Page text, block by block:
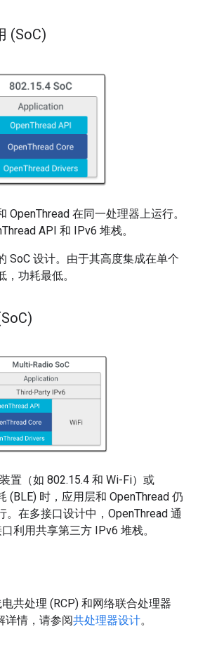
(SoC)
OpenThread 在同一处理器上运行。
API 和 IPv6 堆栈。
SoC 设计。由于其高度集成在单个
功耗最低。
C)
置（如 802.15.4 和 Wi-Fi）或
(BLE) 时，应用层和 OpenThread 仍
。在多接口设计中，OpenThread 通
利用共享第三方 IPv6 堆栈。
共处理 (RCP) 和网络联合处理器
详情，请参阅共处理器设计。